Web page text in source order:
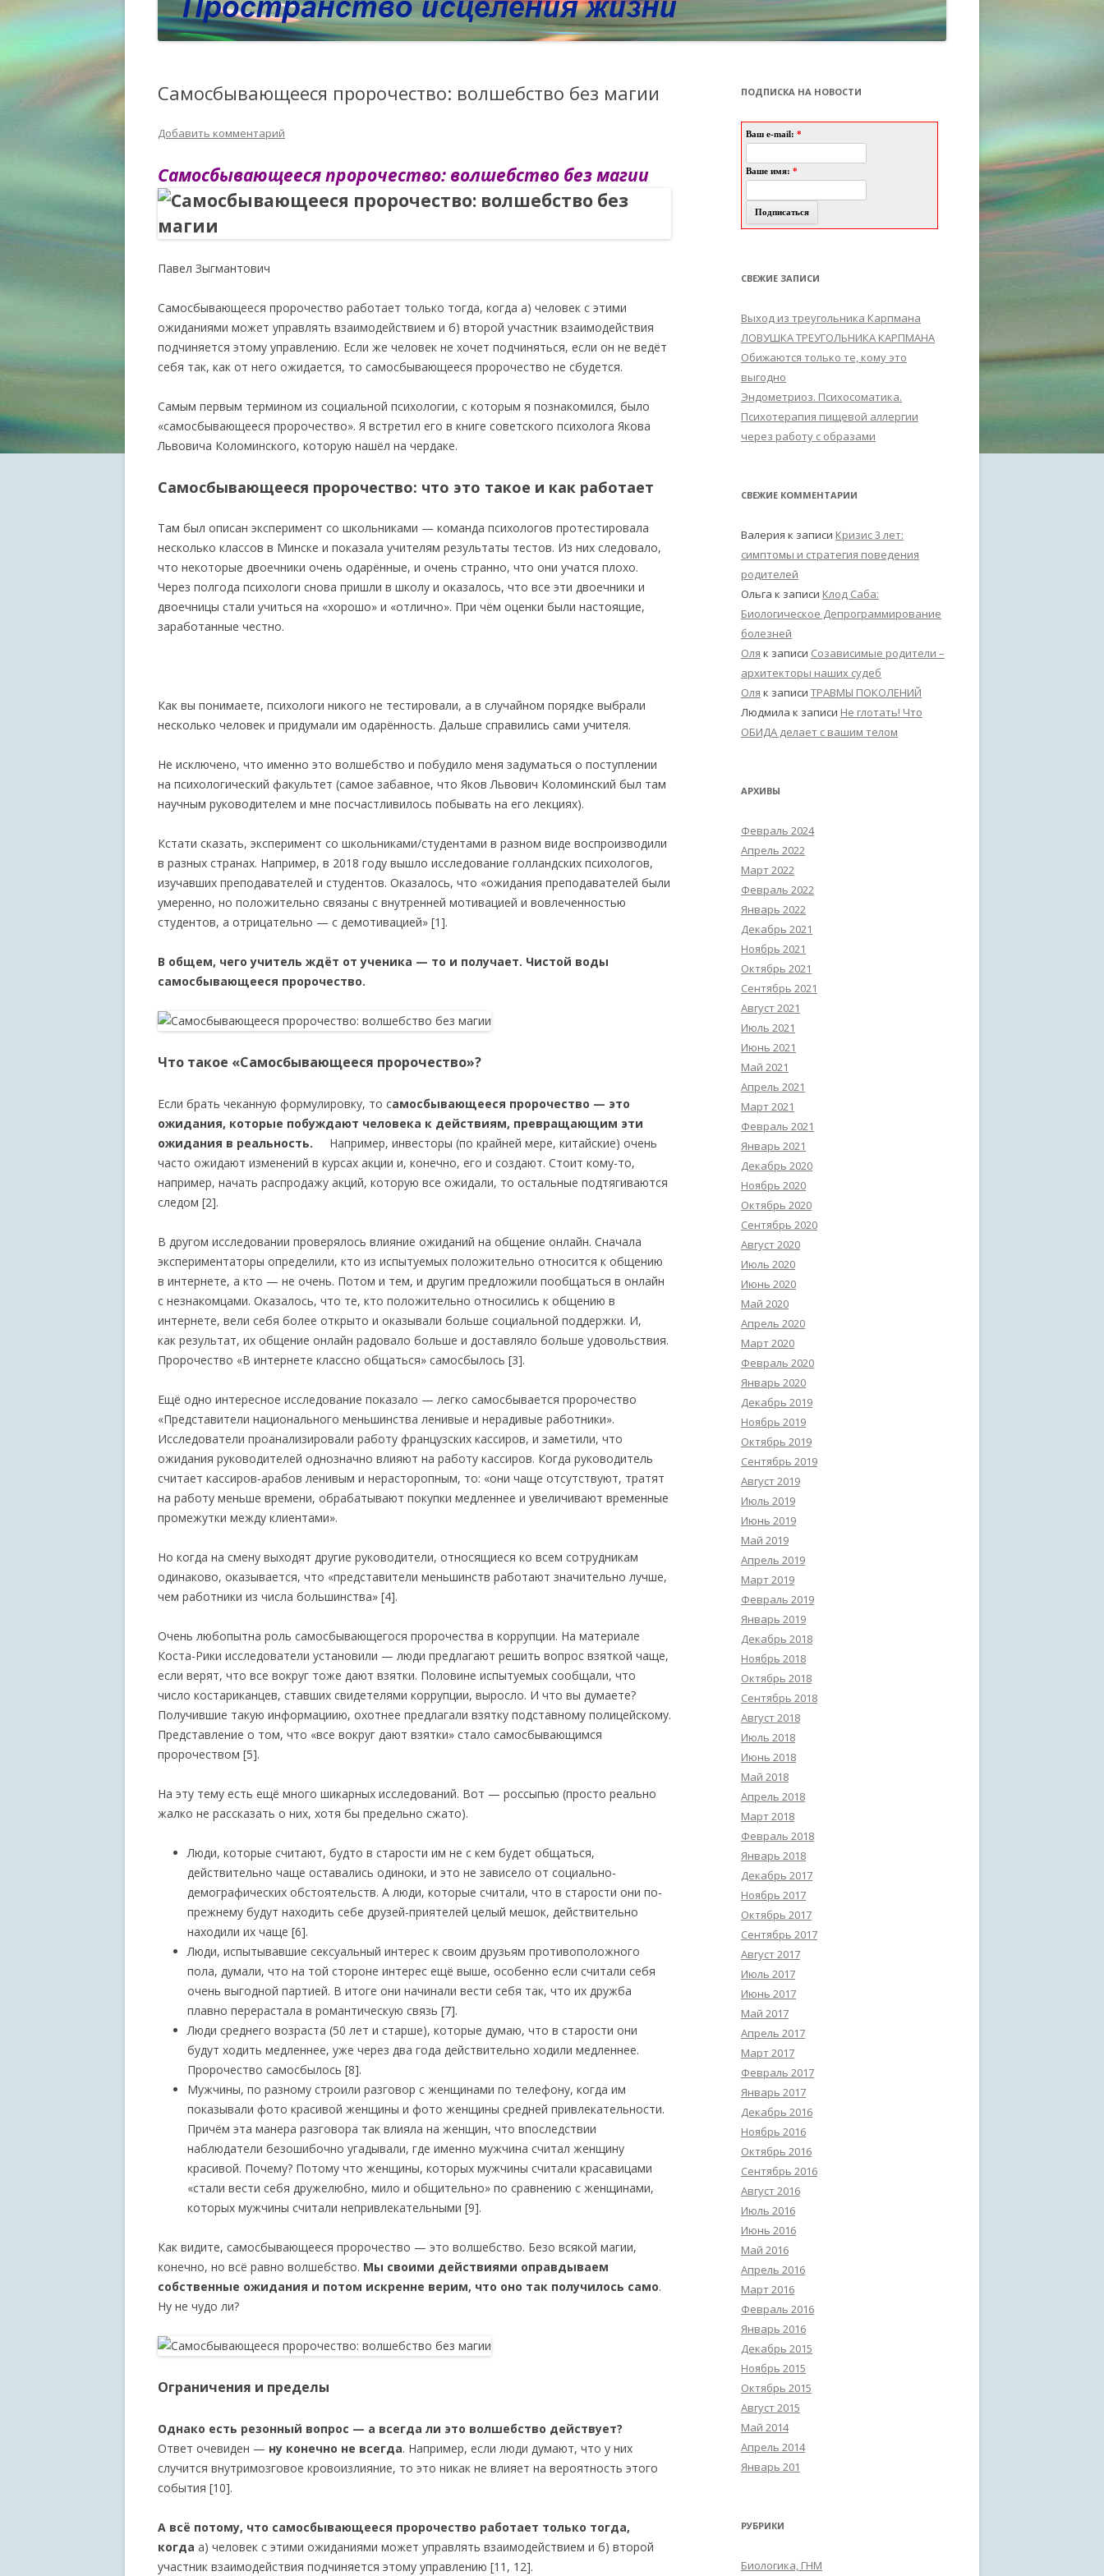
Самосбывающееся пророчество: волшебство без магии
Добавить комментарий
Самосбывающееся пророчество: волшебство без магии
Павел Зыгмантович
Самосбывающееся пророчество работает только тогда, когда а) человек с этими
ожиданиями может управлять взаимодействием и б) второй участник взаимодействия
подчиняется этому управлению. Если же человек не хочет подчиняться, если он не ведёт
себя так, как от него ожидается, то самосбывающееся пророчество не сбудется.
Самым первым термином из социальной психологии, с которым я познакомился, было
«самосбывающееся пророчество». Я встретил его в книге советского психолога Якова
Львовича Коломинского, которую нашёл на чердаке.
Самосбывающееся пророчество: что это такое и как работает
Там был описан эксперимент со школьниками — команда психологов протестировала
несколько классов в Минске и показала учителям результаты тестов. Из них следовало,
что некоторые двоечники очень одарённые, и очень странно, что они учатся плохо.
Через полгода психологи снова пришли в школу и оказалось, что все эти двоечники и
двоечницы стали учиться на «хорошо» и «отлично». При чём оценки были настоящие,
заработанные честно.
Как вы понимаете, психологи никого не тестировали, а в случайном порядке выбрали
несколько человек и придумали им одарённость. Дальше справились сами учителя.
Не исключено, что именно это волшебство и побудило меня задуматься о поступлении
на психологический факультет (самое забавное, что Яков Львович Коломинский был там
научным руководителем и мне посчастливилось побывать на его лекциях).
Кстати сказать, эксперимент со школьниками/студентами в разном виде воспроизводили
в разных странах. Например, в 2018 году вышло исследование голландских психологов,
изучавших преподавателей и студентов. Оказалось, что «ожидания преподавателей были
умеренно, но положительно связаны с внутренней мотивацией и вовлеченностью
студентов, а отрицательно — с демотивацией» [1].
В общем, чего учитель ждёт от ученика — то и получает. Чистой воды
самосбывающееся пророчество.
Что такое «Самосбывающееся пророчество»?
Если брать чеканную формулировку, то самосбывающееся пророчество — это
ожидания, которые побуждают человека к действиям, превращающим эти
ожидания в реальность. Например, инвесторы (по крайней мере, китайские) очень
часто ожидают изменений в курсах акции и, конечно, его и создают. Стоит кому-то,
например, начать распродажу акций, которую все ожидали, то остальные подтягиваются
следом [2].
В другом исследовании проверялось влияние ожиданий на общение онлайн. Сначала
экспериментаторы определили, кто из испытуемых положительно относится к общению
в интернете, а кто — не очень. Потом и тем, и другим предложили пообщаться в онлайн
с незнакомцами. Оказалось, что те, кто положительно относились к общению в
интернете, вели себя более открыто и оказывали больше социальной поддержки. И,
как результат, их общение онлайн радовало больше и доставляло больше удовольствия.
Пророчество «В интернете классно общаться» самосбылось [3].
Ещё одно интересное исследование показало — легко самосбывается пророчество
«Представители национального меньшинства ленивые и нерадивые работники».
Исследователи проанализировали работу французских кассиров, и заметили, что
ожидания руководителей однозначно влияют на работу кассиров. Когда руководитель
считает кассиров-арабов ленивым и нерасторопным, то: «они чаще отсутствуют, тратят
на работу меньше времени, обрабатывают покупки медленнее и увеличивают временные
промежутки между клиентами».
Но когда на смену выходят другие руководители, относящиеся ко всем сотрудникам
одинаково, оказывается, что «представители меньшинств работают значительно лучше,
чем работники из числа большинства» [4].
Очень любопытна роль самосбывающегося пророчества в коррупции. На материале
Коста-Рики исследователи установили — люди предлагают решить вопрос взяткой чаще,
если верят, что все вокруг тоже дают взятки. Половине испытуемых сообщали, что
число костариканцев, ставших свидетелями коррупции, выросло. И что вы думаете?
Получившие такую информациию, охотнее предлагали взятку подставному полицейскому.
Представление о том, что «все вокруг дают взятки» стало самосбывающимся
пророчеством [5].
На эту тему есть ещё много шикарных исследований. Вот — россыпью (просто реально
жалко не рассказать о них, хотя бы предельно сжато).
Люди, которые считают, будто в старости им не с кем будет общаться,
действительно чаще оставались одиноки, и это не зависело от социально-
демографических обстоятельств. А люди, которые считали, что в старости они по-
прежнему будут находить себе друзей-приятелей целый мешок, действительно
находили их чаще [6].
Люди, испытывавшие сексуальный интерес к своим друзьям противоположного
пола, думали, что на той стороне интерес ещё выше, особенно если считали себя
очень выгодной партией. В итоге они начинали вести себя так, что их дружба
плавно перерастала в романтическую связь [7].
Люди среднего возраста (50 лет и старше), которые думаю, что в старости они
будут ходить медленнее, уже через два года действительно ходили медленнее.
Пророчество самосбылось [8].
Мужчины, по разному строили разговор с женщинами по телефону, когда им
показывали фото красивой женщины и фото женщины средней привлекательности.
Причём эта манера разговора так влияла на женщин, что впоследствии
наблюдатели безошибочно угадывали, где именно мужчина считал женщину
красивой. Почему? Потому что женщины, которых мужчины считали красавицами
«стали вести себя дружелюбно, мило и общительно» по сравнению с женщинами,
которых мужчины считали непривлекательными [9].
Как видите, самосбывающееся пророчество — это волшебство. Безо всякой магии,
конечно, но всё равно волшебство. Мы своими действиями оправдываем
собственные ожидания и потом искренне верим, что оно так получилось само.
Ну не чудо ли?
Ограничения и пределы
Однако есть резонный вопрос — а всегда ли это волшебство действует?
Ответ очевиден — ну конечно не всегда. Например, если люди думают, что у них
случится внутримозговое кровоизлияние, то это никак не влияет на вероятность этого
события [10].
А всё потому, что самосбывающееся пророчество работает только тогда,
когда а) человек с этими ожиданиями может управлять взаимодействием и б) второй
участник взаимодействия подчиняется этому управлению [11, 12].
ПОДПИСКА НА НОВОСТИ
Ваш e-mail: *
Ваше имя: *
СВЕЖИЕ ЗАПИСИ
Выход из треугольника Карпмана
ЛОВУШКА ТРЕУГОЛЬНИКА КАРПМАНА
Обижаются только те, кому это
выгодно
Эндометриоз. Психосоматика.
Психотерапия пищевой аллергии
через работу с образами
СВЕЖИЕ КОММЕНТАРИИ
Валерия к записи Кризис 3 лет:
симптомы и стратегия поведения
родителей
Ольга к записи Клод Саба:
Биологическое Депрограммирование
болезней
Оля к записи Созависимые родители –
архитекторы наших судеб
Оля к записи ТРАВМЫ ПОКОЛЕНИЙ
Людмила к записи Не глотать! Что
ОБИДА делает с вашим телом
АРХИВЫ
Февраль 2024
Апрель 2022
Март 2022
Февраль 2022
Январь 2022
Декабрь 2021
Ноябрь 2021
Октябрь 2021
Сентябрь 2021
Август 2021
Июль 2021
Июнь 2021
Май 2021
Апрель 2021
Март 2021
Февраль 2021
Январь 2021
Декабрь 2020
Ноябрь 2020
Октябрь 2020
Сентябрь 2020
Август 2020
Июль 2020
Июнь 2020
Май 2020
Апрель 2020
Март 2020
Февраль 2020
Январь 2020
Декабрь 2019
Ноябрь 2019
Октябрь 2019
Сентябрь 2019
Август 2019
Июль 2019
Июнь 2019
Май 2019
Апрель 2019
Март 2019
Февраль 2019
Январь 2019
Декабрь 2018
Ноябрь 2018
Октябрь 2018
Сентябрь 2018
Август 2018
Июль 2018
Июнь 2018
Май 2018
Апрель 2018
Март 2018
Февраль 2018
Январь 2018
Декабрь 2017
Ноябрь 2017
Октябрь 2017
Сентябрь 2017
Август 2017
Июль 2017
Июнь 2017
Май 2017
Апрель 2017
Март 2017
Февраль 2017
Январь 2017
Декабрь 2016
Ноябрь 2016
Октябрь 2016
Сентябрь 2016
Август 2016
Июль 2016
Июнь 2016
Май 2016
Апрель 2016
Март 2016
Февраль 2016
Январь 2016
Декабрь 2015
Ноябрь 2015
Октябрь 2015
Август 2015
Май 2014
Апрель 2014
Январь 201
РУБРИКИ
Биологика, ГНМ